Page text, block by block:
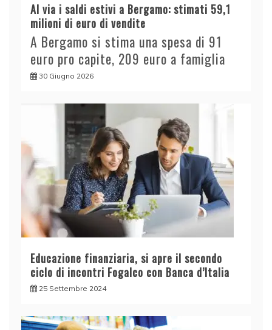
Al via i saldi estivi a Bergamo: stimati 59,1
milioni di euro di vendite
A Bergamo si stima una spesa di 91
euro pro capite, 209 euro a famiglia
30 Giugno 2026
Educazione finanziaria, si apre il secondo
ciclo di incontri Fogalco con Banca d’Italia
25 Settembre 2024